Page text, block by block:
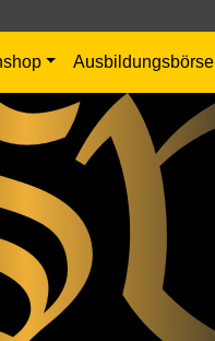
Ausbildungsbörse